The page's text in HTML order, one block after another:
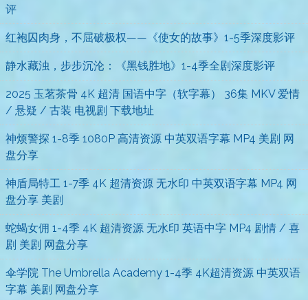
评
红袍囚肉身，不屈破极权——《使女的故事》1-5季深度影评
静水藏浊，步步沉沦：《黑钱胜地》1-4季全剧深度影评
2025 玉茗茶骨 4K 超清 国语中字（软字幕） 36集 MKV 爱情
/ 悬疑 / 古装 电视剧 下载地址
神烦警探 1-8季 1080P 高清资源 中英双语字幕 MP4 美剧 网
盘分享
神盾局特工 1-7季 4K 超清资源 无水印 中英双语字幕 MP4 网
盘分享 美剧
蛇蝎女佣 1-4季 4K 超清资源 无水印 英语中字 MP4 剧情 / 喜
剧 美剧 网盘分享
伞学院 The Umbrella Academy 1-4季 4K超清资源 中英双语
字幕 美剧 网盘分享